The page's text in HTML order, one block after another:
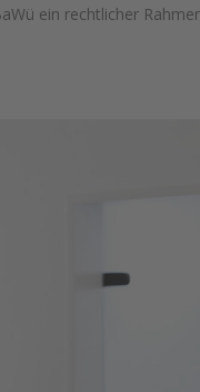
ein rechtlicher